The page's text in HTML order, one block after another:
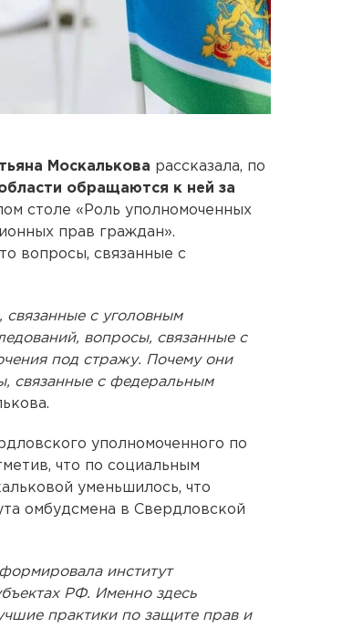
Москалькова рассказала, по
обращаются к ней за
столе «Роль уполномоченных
прав граждан».
вопросы, связанные с
с уголовным
вопросы, связанные с
под стражу. Почему они
связанные с федеральным
уполномоченного по
что по социальным
уменьшилось, что
омбудсмена в Свердловской
институт
РФ. Именно здесь
практики по защите прав и